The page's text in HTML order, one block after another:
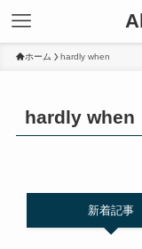
ホーム hardly when
hardly when
新着記事